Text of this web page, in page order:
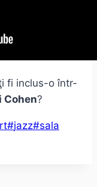
fi inclus-o într-
Cohen?
#jazz#sala